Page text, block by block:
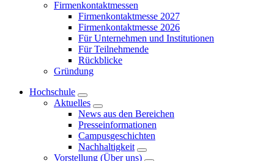
Firmenkontaktmessen
Firmenkontaktmesse 2027
Firmenkontaktmesse 2026
Für Unternehmen und Institutionen
Für Teilnehmende
Rückblicke
Gründung
Hochschule
Aktuelles
News aus den Bereichen
Presseinformationen
Campusgeschichten
Nachhaltigkeit
Vorstellung (Über uns)